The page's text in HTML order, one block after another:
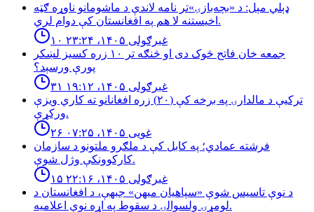
ډېلي مېل: د «بچه‌بازۍ»تر نامه لاندې د ماشومانو ناوړه ګټه
اخیستنه لا هم په افغانستان کې دوام لري.
۱۰ غبرګولی ۱۴۰۵، ۲۳:۲۴
جمعه خان فاتح څوک دی او څنګه تر ۱۰ زره کسیز لښکر
پورې ورسېد؟
۳۱ غبرګولی ۱۴۰۵، ۱۹:۱۲
تركيې د مالدارۍ په برخه كې (٢٠) زره افغانانو ته كاري ويزې
وركړې.
۲۶ غویی ۱۴۰۵، ۰۷:۲۵
فرشته عمادي؛ په کابل کې د ملګرو ملتونو د سازمان
کارکوونکې وژل شوې.
۱۵ غبرګولی ۱۴۰۵، ۲۲:۱۶
د نوې تاسیس شوې «سپاهیان میهن» جبهې، د افغانستان د
لومړۍ ولسوالۍ د سقوط په اړه نوې اعلامیه.